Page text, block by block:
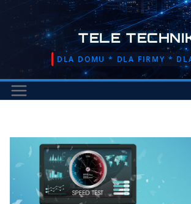
TELE
DLA DOMU * DLA FIRMY *